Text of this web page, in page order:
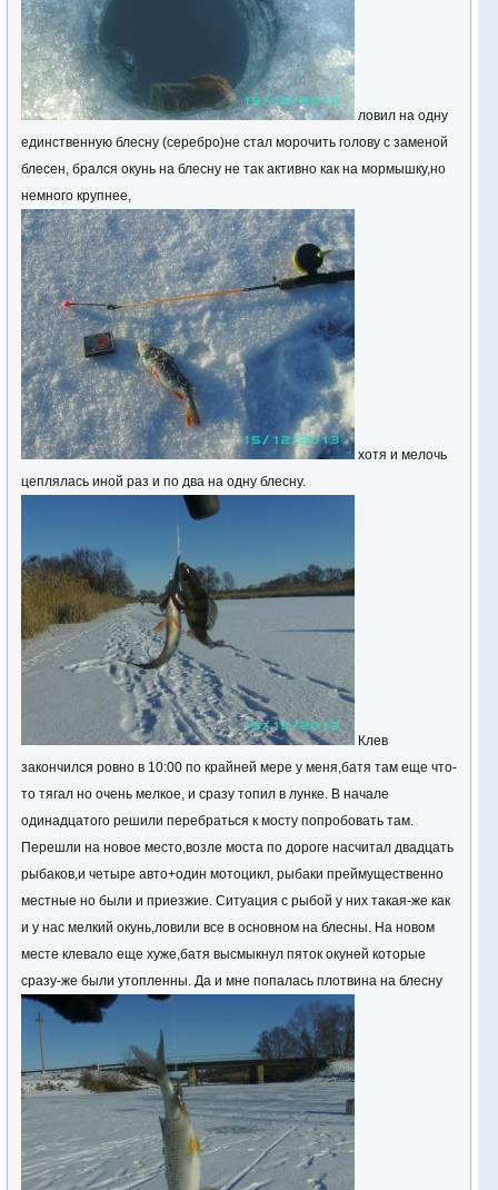
ловил на одну
единственную блесну (серебро)не стал морочить голову с заменой
блесен, брался окунь на блесну не так активно как на мормышку,но
немного крупнее,
хотя и мелочь
цеплялась иной раз и по два на одну блесну.
Клев
закончился ровно в 10:00 по крайней мере у меня,батя там еще что-
то тягал но очень мелкое, и сразу топил в лунке. В начале
одинадцатого решили перебраться к мосту попробовать там.
Перешли на новое место,возле моста по дороге насчитал двадцать
рыбаков,и четыре авто+один мотоцикл, рыбаки преймущественно
местные но были и приезжие. Ситуация с рыбой у них такая-же как
и у нас мелкий окунь,ловили все в основном на блесны. На новом
месте клевало еще хуже,батя высмыкнул пяток окуней которые
сразу-же были утопленны. Да и мне попалась плотвина на блесну